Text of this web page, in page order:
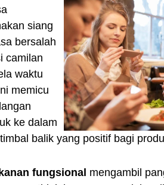
siang
bersalah
camilan
waktu
memicu
ke dalam
balik yang positif bagi
fungsional mengambil